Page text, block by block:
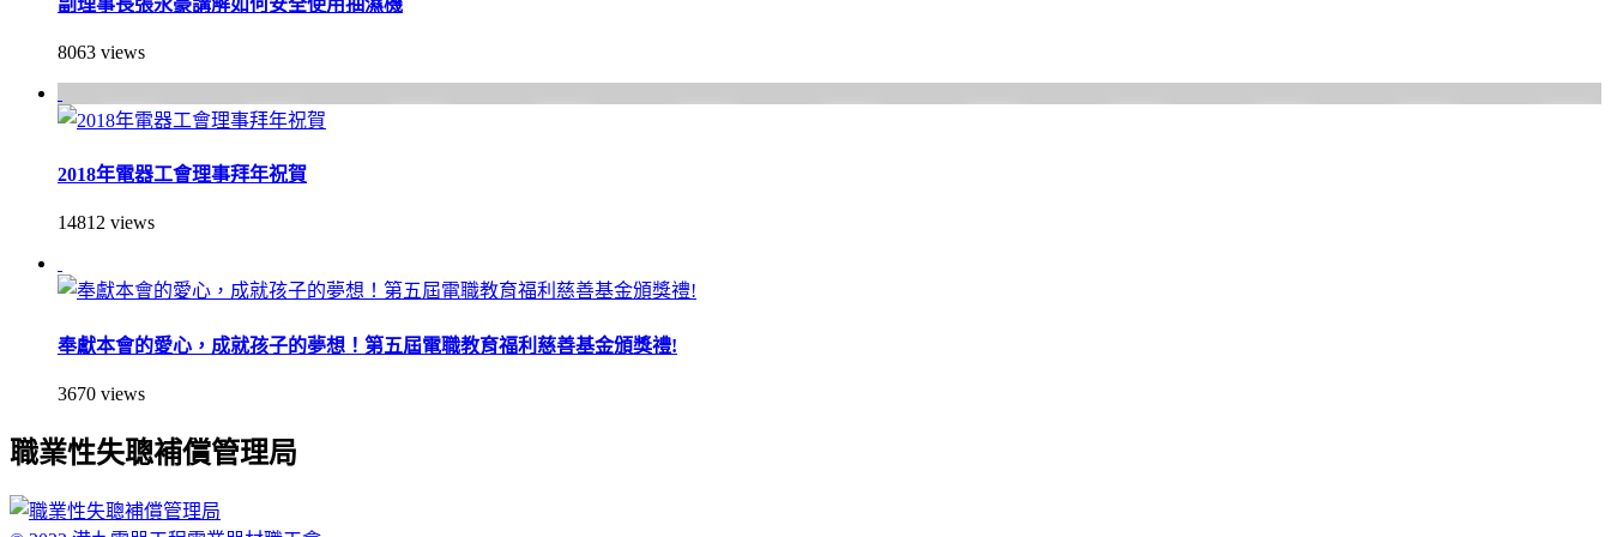
8063 views
2018年電器工會理事拜年祝賀
14812 views
​奉獻本會的愛心，成就孩子的夢想！第五屆電職教育福利慈善基金頒獎禮!
3670 views
職業性失聰補償管理局